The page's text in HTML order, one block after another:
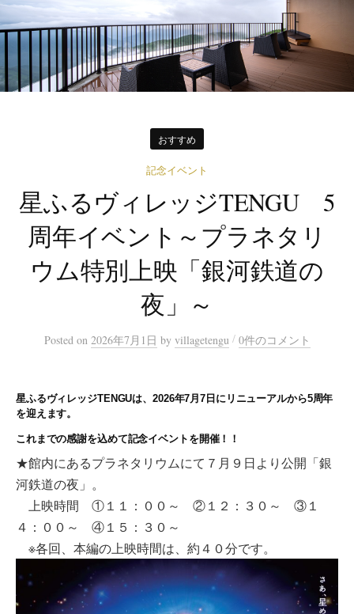
おすすめ
記念イベント
星ふるヴィレッジTENGU 5
周年イベント～プラネタリ
ウム特別上映「銀河鉄道の
夜」～
Posted on 2026年7月1日 by villagetengu / 0件のコメント
星ふるヴィレッジTENGUは、2026年7月7日にリニューアルから5周年
を迎えます。
これまでの感謝を込めて記念イベントを開催！！
★館内にあるプラネタリウムにて７月９日より公開「銀
河鉄道の夜」。
上映時間 ①１１：００～ ②１２：３０～ ③１
４：００～ ④１５：３０～
※各回、本編の上映時間は、約４０分です。